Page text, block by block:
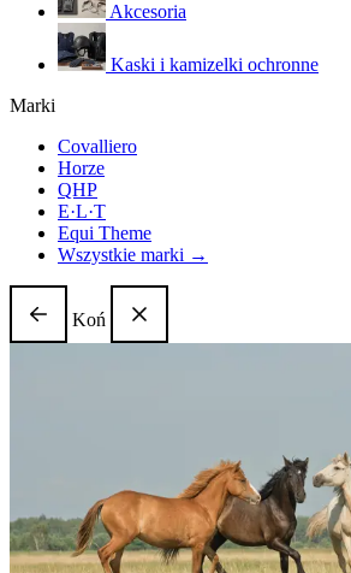
Akcesoria
Kaski i kamizelki ochronne
Marki
Covalliero
Horze
QHP
E·L·T
Equi Theme
Wszystkie marki →
Koń